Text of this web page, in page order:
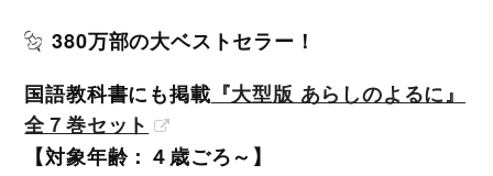
380万部の大ベストセラー！
国語教科書にも掲載 『大型版 あらしのよるに』
全７巻セット
【対象年齢：４歳ごろ～】